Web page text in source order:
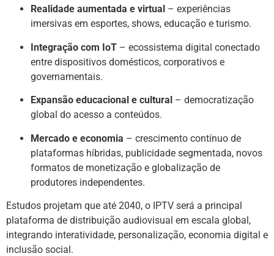
Realidade aumentada e virtual – experiências
imersivas em esportes, shows, educação e turismo.
Integração com IoT – ecossistema digital conectado
entre dispositivos domésticos, corporativos e
governamentais.
Expansão educacional e cultural – democratização
global do acesso a conteúdos.
Mercado e economia – crescimento contínuo de
plataformas híbridas, publicidade segmentada, novos
formatos de monetização e globalização de
produtores independentes.
Estudos projetam que até 2040, o IPTV será a principal
plataforma de distribuição audiovisual em escala global,
integrando interatividade, personalização, economia digital e
inclusão social.